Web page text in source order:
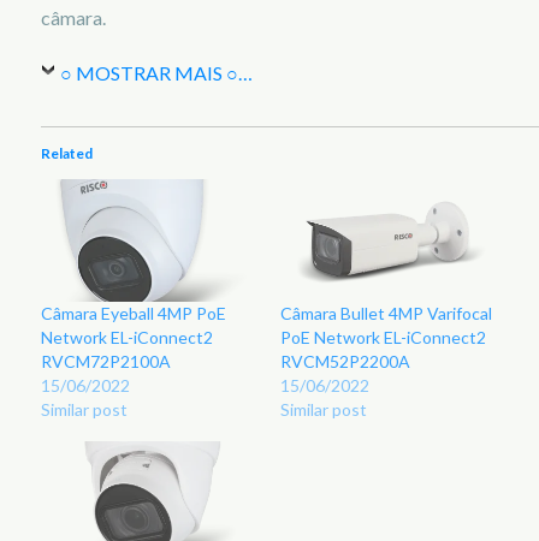
câmara.
○ MOSTRAR MAIS ○
Related
Câmara Eyeball 4MP PoE
Network EL-iConnect2
RVCM72P2100A
15/06/2022
Similar post
Câmara Bullet 4MP Varifocal
PoE Network EL-iConnect2
RVCM52P2200A
15/06/2022
Similar post